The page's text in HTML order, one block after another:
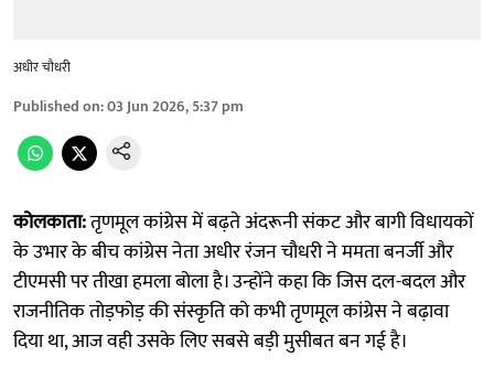
अधीर चौधरी
Published on:03 Jun 2026, 5:37 pm
कोलकाता:तृणमूल कांग्रेस में बढ़ते अंदरूनी संकट और बागी विधायकों
के उभार के बीच कांग्रेस नेता अधीर रंजन चौधरी ने ममता बनर्जी और
टीएमसी पर तीखा हमला बोला है। उन्होंने कहा कि जिस दल-बदल और
राजनीतिक तोड़फोड़ की संस्कृति को कभी तृणमूल कांग्रेस ने बढ़ावा
दिया था, आज वही उसके लिए सबसे बड़ी मुसीबत बन गई है।